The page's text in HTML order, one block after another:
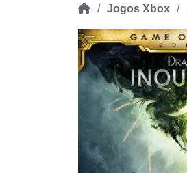
Jogos Xbox